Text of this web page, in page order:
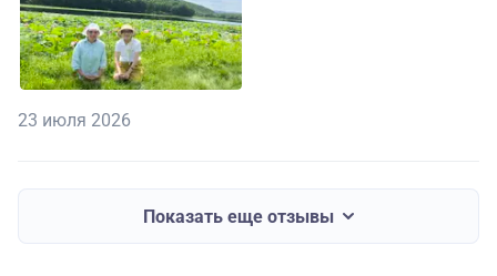
23 июля 2026
Показать еще отзывы